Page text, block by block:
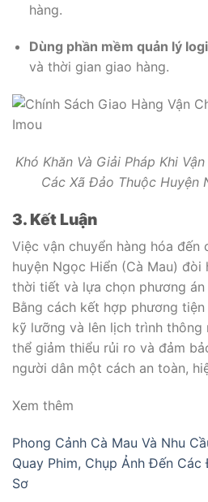
hàng.
Dùng phần mềm quản lý
và thời gian giao hàng.
Khó Khăn Và Giải Pháp Khi
Các Xã Đảo Thuộc Huyện
3. Kết Luận
Việc vận chuyển hàng hóa đến
huyện Ngọc Hiển (Cà Mau) đòi
thời tiết và lựa chọn phương
Bằng cách kết hợp phương
kỹ lưỡng và lên lịch trình thông
thể giảm thiểu rủi ro và đảm
người dân một cách an toàn,
Xem thêm
Phong Cảnh Cà Mau Và Nhu
Quay Phim, Chụp Ảnh Đến
Sơ